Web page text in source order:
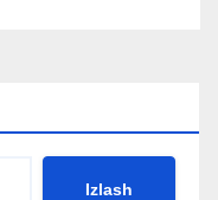
Izlash